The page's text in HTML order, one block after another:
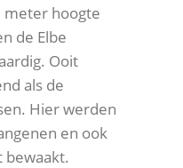
meter hoogte
de Elbe
Ooit
als de
Hier werden
en ook
bewaakt.